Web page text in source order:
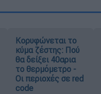
Κορυφώνεται το
κύμα ζέστης: Πού
θα δείξει 40αρια
το θερμόμετρο -
Οι περιοχές σε red
code